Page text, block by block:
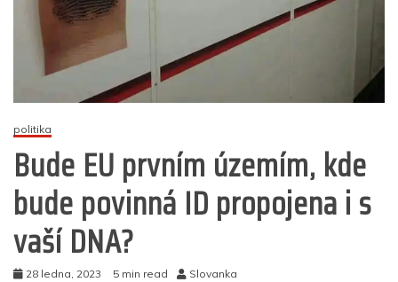
politika
Bude EU prvním územím, kde
bude povinná ID propojena i s
vaší DNA?
28 ledna, 2023 5 min read Slovanka